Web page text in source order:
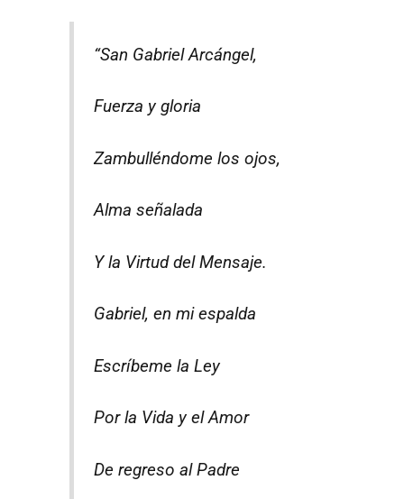
“San Gabriel Arcángel,
Fuerza y gloria
Zambulléndome los ojos,
Alma señalada
Y la Virtud del Mensaje.
Gabriel, en mi espalda
Escríbeme la Ley
Por la Vida y el Amor
De regreso al Padre